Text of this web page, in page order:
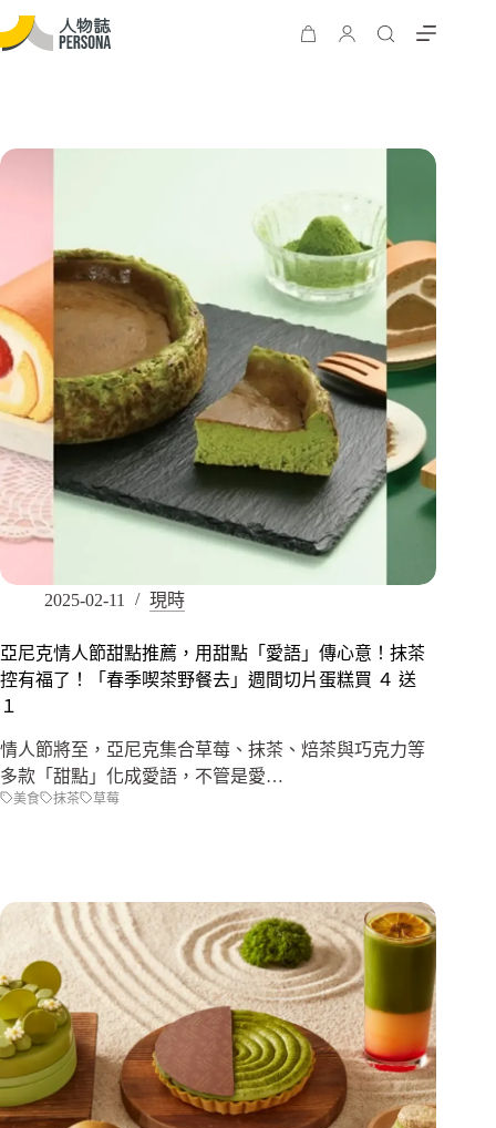
2025-02-11 現時
亞尼克情人節甜點推薦，用甜點「愛語」傳心意！抹茶
控有福了！「春季喫茶野餐去」週間切片蛋糕買 ４ 送
１
情人節將至，亞尼克集合草莓、抹茶、焙茶與巧克力等
多款「甜點」化成愛語，不管是愛…
美食 抹茶 草莓